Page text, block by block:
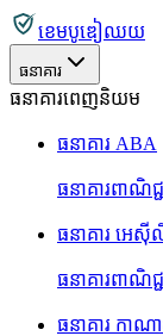
ខេមបូឌៀឈយ
ធនាគារ
ធនាគារពេញនិយម
ធនាគារ ABA
ធនាគារពាណិជ្ជ
ធនាគារ អេស៊ី
ធនាគារពាណិជ្ជ
ធនាគារ កាណ